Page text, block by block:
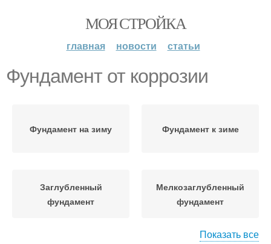
МОЯ СТРОЙКА
главная новости статьи
Фундамент от коррозии
Фундамент на зиму Фундамент к зиме
Заглубленный
фундамент
Мелкозаглубленный
фундамент
Показать все